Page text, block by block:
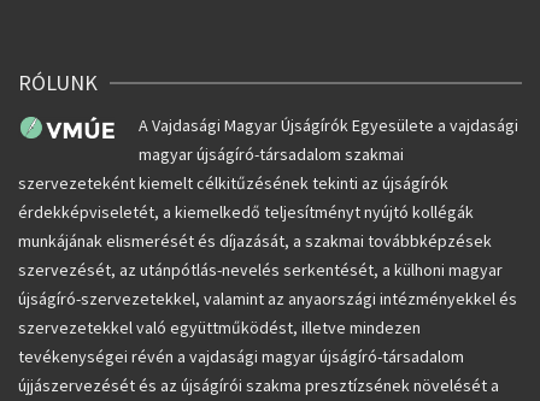
RÓLUNK
A Vajdasági Magyar Újságírók Egyesülete a vajdasági
magyar újságíró-társadalom szakmai
szervezeteként kiemelt célkitűzésének tekinti az újságírók
érdekképviseletét, a kiemelkedő teljesítményt nyújtó kollégák
munkájának elismerését és díjazását, a szakmai továbbképzések
szervezését, az utánpótlás-nevelés serkentését, a külhoni magyar
újságíró-szervezetekkel, valamint az anyaországi intézményekkel és
szervezetekkel való együttműködést, illetve mindezen
tevékenységei révén a vajdasági magyar újságíró-társadalom
újjászervezését és az újságírói szakma presztízsének növelését a